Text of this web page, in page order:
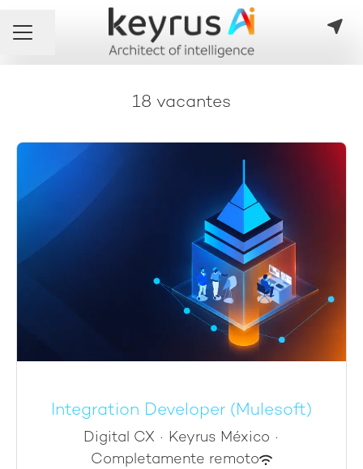
Menú de empleo
Compartir página
18 vacantes
Integration Developer (Mulesoft)
Digital CX · Keyrus México ·
Completamente remoto